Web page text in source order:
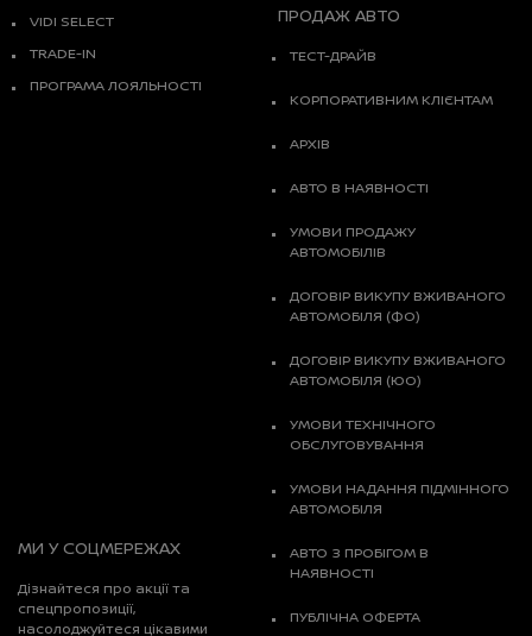
VIDI SELECT
TRADE-IN
ПРОГРАМА ЛОЯЛЬНОСТІ
ПРОДАЖ АВТО
ТЕСТ-ДРАЙВ
КОРПОРАТИВНИМ КЛІЄНТАМ
АРХІВ
АВТО В НАЯВНОСТІ
УМОВИ ПРОДАЖУ
АВТОМОБІЛІВ
ДОГОВІР ВИКУПУ ВЖИВАНОГО
АВТОМОБІЛЯ (ФО)
ДОГОВІР ВИКУПУ ВЖИВАНОГО
АВТОМОБІЛЯ (ЮО)
УМОВИ ТЕХНІЧНОГО
ОБСЛУГОВУВАННЯ
УМОВИ НАДАННЯ ПІДМІННОГО
АВТОМОБІЛЯ
АВТО З ПРОБІГОМ В
НАЯВНОСТІ
ПУБЛІЧНА ОФЕРТА
МИ У СОЦМЕРЕЖАХ
Дізнайтеся про акції та
спецпропозиції,
насолоджуйтеся цікавими